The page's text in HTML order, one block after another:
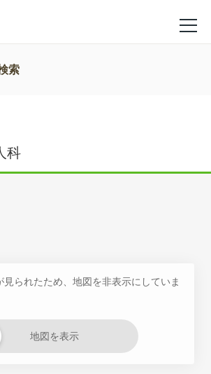
索
科
られたため、地図を非表示にしていま
地図を表示